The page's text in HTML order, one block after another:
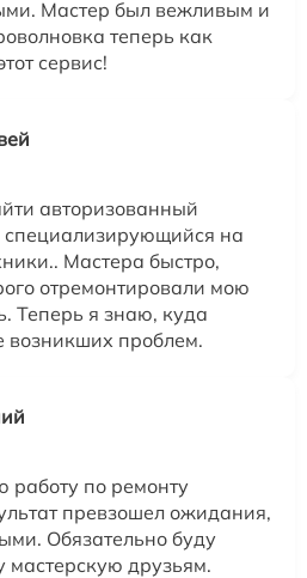
Мастер был вежливым и
теперь как
сервис!
авторизованный
на
Мастера быстро,
отремонтировали мою
Теперь я знаю, куда
возникших проблем.
работу по ремонту
превзошел ожидания,
Обязательно буду
мастерскую друзьям.